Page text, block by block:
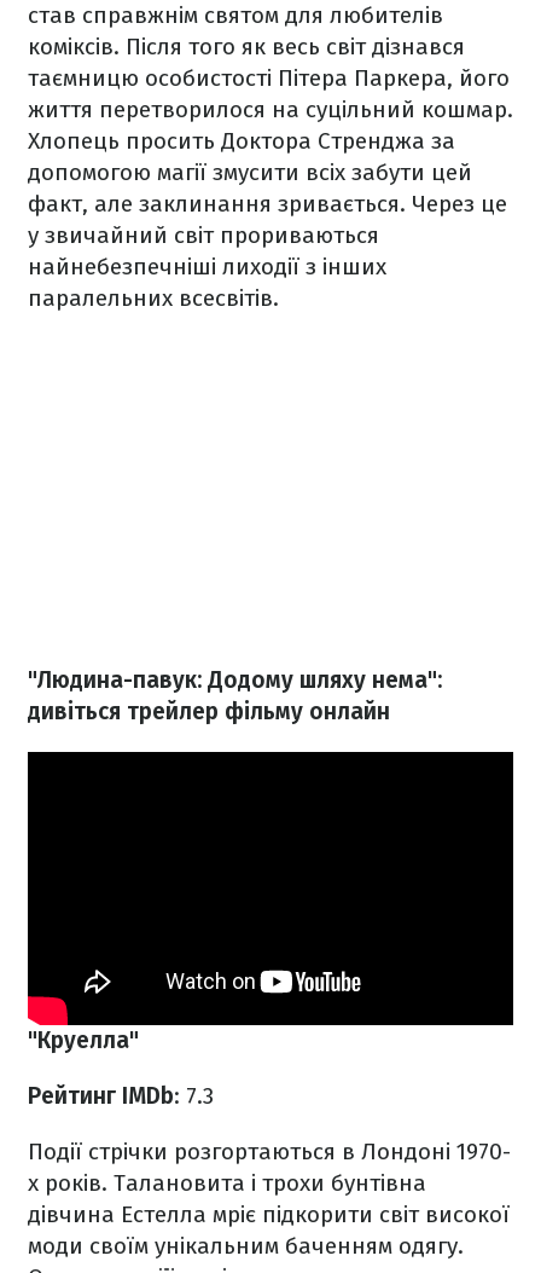
став справжнім святом для любителів
коміксів. Після того як весь світ дізнався
таємницю особистості Пітера Паркера, його
життя перетворилося на суцільний кошмар.
Хлопець просить Доктора Стренджа за
допомогою магії змусити всіх забути цей
факт, але заклинання зривається. Через це
у звичайний світ прориваються
найнебезпечніші лиходії з інших
паралельних всесвітів.
"Людина-павук: Додому шляху нема":
дивіться трейлер фільму онлайн
"Круелла"
Рейтинг IMDb: 7.3
Події стрічки розгортаються в Лондоні 1970-
х років. Талановита і трохи бунтівна
дівчина Естелла мріє підкорити світ високої
моди своїм унікальним баченням одягу.